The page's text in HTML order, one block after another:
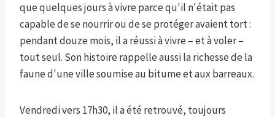
que quelques jours à vivre parce qu'il n'était pas
capable de se nourrir ou de se protéger avaient tort :
pendant douze mois, il a réussi à vivre – et à voler –
tout seul. Son histoire rappelle aussi la richesse de la
faune d'une ville soumise au bitume et aux barreaux.
Vendredi vers 17h30, il a été retrouvé, toujours